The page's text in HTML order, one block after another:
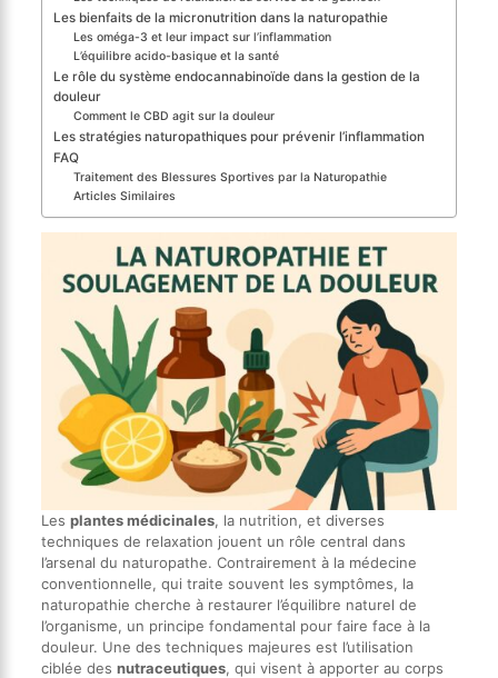
Les bienfaits de la micronutrition dans la naturopathie
Les oméga-3 et leur impact sur l’inflammation
L’équilibre acido-basique et la santé
Le rôle du système endocannabinoïde dans la gestion de la
douleur
Comment le CBD agit sur la douleur
Les stratégies naturopathiques pour prévenir l’inflammation
FAQ
Traitement des Blessures Sportives par la Naturopathie
Articles Similaires
Les plantes médicinales, la nutrition, et diverses
techniques de relaxation jouent un rôle central dans
l’arsenal du naturopathe. Contrairement à la médecine
conventionnelle, qui traite souvent les symptômes, la
naturopathie cherche à restaurer l’équilibre naturel de
l’organisme, un principe fondamental pour faire face à la
douleur. Une des techniques majeures est l’utilisation
ciblée des nutraceutiques, qui visent à apporter au corps